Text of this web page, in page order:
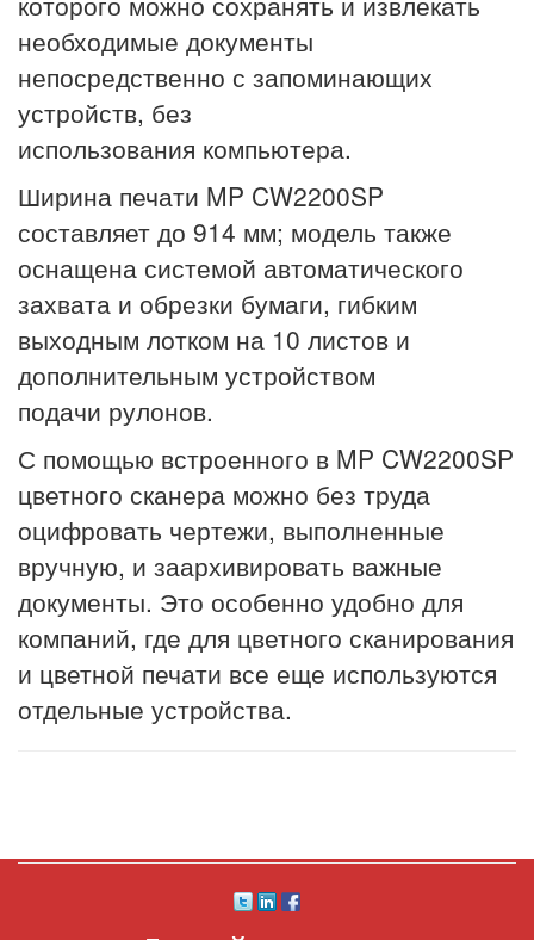
необходимые документы
непосредственно с запоминающих
устройств, без
использования компьютера.
Ширина печати MP CW2200SP
составляет до 914 мм; модель также
оснащена системой автоматического
захвата и обрезки бумаги, гибким
выходным лотком на 10 листов и
дополнительным устройством
подачи рулонов.
С помощью встроенного в MP CW2200SP
цветного сканера можно без труда
оцифровать чертежи, выполненные
вручную, и заархивировать важные
документы. Это особенно удобно для
компаний, где для цветного сканирования
и цветной печати все еще используются
отдельные устройства.